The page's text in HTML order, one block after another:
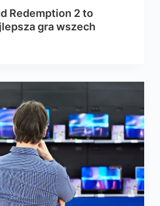
Redemption 2 to
gra wszech